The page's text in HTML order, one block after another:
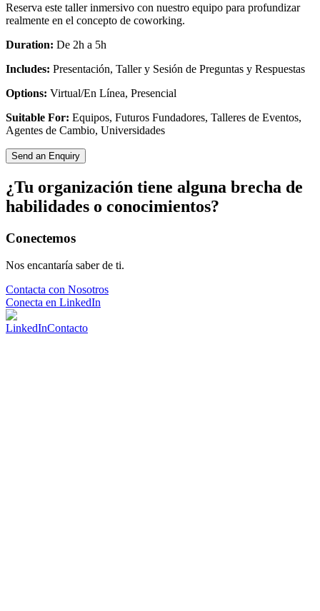
Reserva este taller inmersivo con nuestro equipo para profundizar
realmente en el concepto de coworking.
Duration: De 2h a 5h
Includes: Presentación, Taller y Sesión de Preguntas y Respuestas
Options: Virtual/En Línea, Presencial
Suitable For: Equipos, Futuros Fundadores, Talleres de Eventos,
Agentes de Cambio, Universidades
Send an Enquiry
¿Tu organización tiene alguna brecha de
habilidades o conocimientos?
Conectemos
Nos encantaría saber de ti.
Contacta con Nosotros
Conecta en LinkedIn
LinkedInContacto